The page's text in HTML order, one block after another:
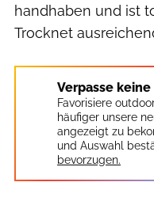
handhaben und ist
Trocknet
Verpasse
Favorisiere
häufiger unsere
angezeigt zu
und Auswahl
bevorzugen.